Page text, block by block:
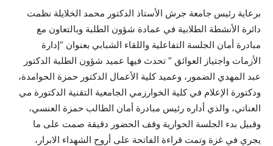
برعاية رئيس جامعة جرش الأستاذ الدكتور محمد الخلايلة نظمت
دائرة الأنشطة الطلابية في عمادة شؤون الطلبة وبالتعاون مع
مبادرة أمان الجلسة التفاعلية واللقاء الشبابي بعنوان “إدارة
الأزمات واجتياز العوائق ” تحدث فيها عميد شؤون الطلبة الدكتور
عبد المهدي الضمور، وعميد كلية الأعمال الدكتور حمزة الحوامدة،
ودكتورة الإعلام في كلية الخوارزمي الجامعية التقنية الدكتورة مي
العناتي، والذي أداره رئيس مبادرة أمان الطالب حمزة العنسي،
وقبيل بدء الجلسة الحوارية وقف الحضور دقيقة صمت على ما
يجري في غزة وتمت قراءة الفاتحة على أروح الشهداء الابرار،